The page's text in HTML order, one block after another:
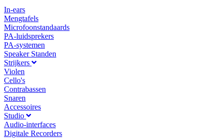
In-ears
Mengtafels
Microfoonstandaards
PA-luidsprekers
PA-systemen
Speaker Standen
Strijkers
Violen
Cello's
Contrabassen
Snaren
Accessoires
Studio
Audio-interfaces
Digitale Recorders